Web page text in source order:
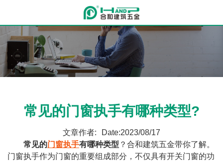
常见的门窗执手有哪种类型?
文章作者:
Date:2023/08/17
常见的门窗执手有哪种类型 ？合和建筑五金带你了解。
门窗执手作为门窗的重要组成部分，不仅具有开关门窗的功